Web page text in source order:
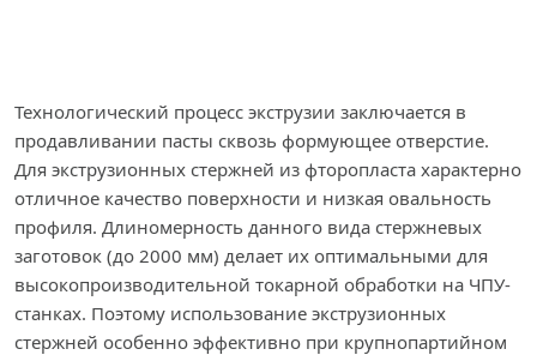
Технологический процесс экструзии заключается в
продавливании пасты сквозь формующее отверстие.
Для экструзионных стержней из фторопласта характерно
отличное качество поверхности и низкая овальность
профиля. Длиномерность данного вида стержневых
заготовок (до 2000 мм) делает их оптимальными для
высокопроизводительной токарной обработки на ЧПУ-
станках. Поэтому использование экструзионных
стержней особенно эффективно при крупнопартийном